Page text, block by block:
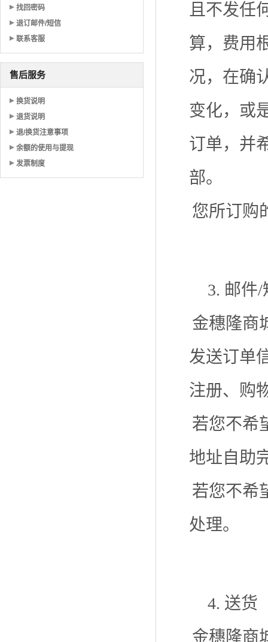
且不发任
算，费用
况，在确
变化，或
订单，并
部。
您所订购
3. 邮件
金穗隆商
发送订单
注册、购
若您不希
地址自助
若您不希
处理。
4. 送货
金穗隆商
找回密码
退订邮件/短信
联系客服
售后服务
换货说明
退货说明
退/换货注意事项
余额的使用与提现
发票制度